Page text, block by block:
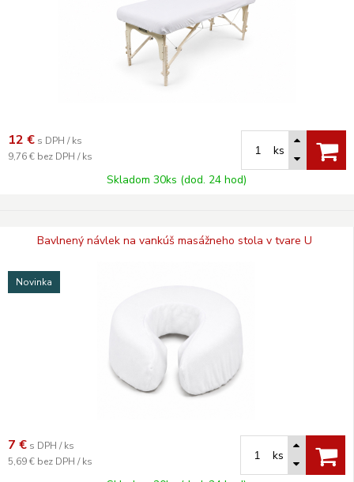
12 € s DPH / ks
9,76 € bez DPH / ks
ks
Skladom 30ks (dod. 24 hod)
Bavlnený návlek na vankúš masážneho stola v tvare U
Novinka
7 € s DPH / ks
5,69 € bez DPH / ks
ks